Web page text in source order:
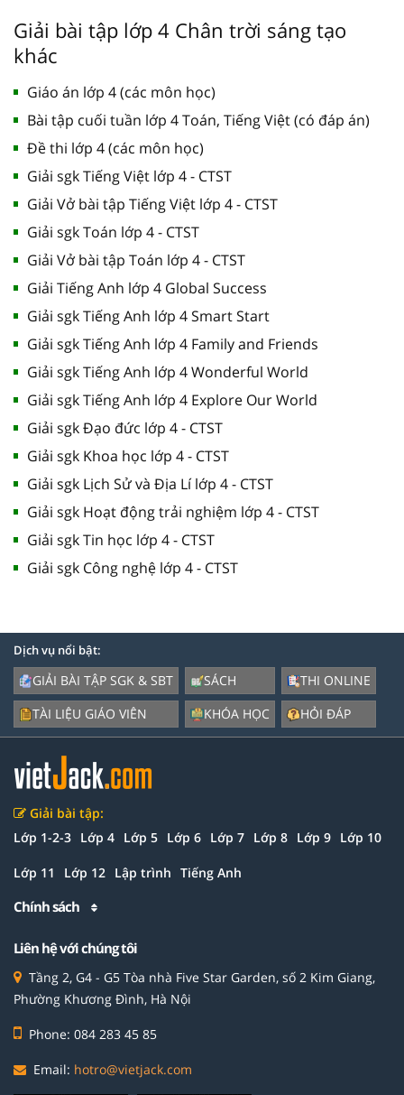
Giải bài tập lớp 4 Chân trời sáng tạo
khác
Giáo án lớp 4 (các môn học)
Bài tập cuối tuần lớp 4 Toán, Tiếng Việt (có đáp án)
Đề thi lớp 4 (các môn học)
Giải sgk Tiếng Việt lớp 4 - CTST
Giải Vở bài tập Tiếng Việt lớp 4 - CTST
Giải sgk Toán lớp 4 - CTST
Giải Vở bài tập Toán lớp 4 - CTST
Giải Tiếng Anh lớp 4 Global Success
Giải sgk Tiếng Anh lớp 4 Smart Start
Giải sgk Tiếng Anh lớp 4 Family and Friends
Giải sgk Tiếng Anh lớp 4 Wonderful World
Giải sgk Tiếng Anh lớp 4 Explore Our World
Giải sgk Đạo đức lớp 4 - CTST
Giải sgk Khoa học lớp 4 - CTST
Giải sgk Lịch Sử và Địa Lí lớp 4 - CTST
Giải sgk Hoạt động trải nghiệm lớp 4 - CTST
Giải sgk Tin học lớp 4 - CTST
Giải sgk Công nghệ lớp 4 - CTST
Dịch vụ nổi bật:
GIẢI BÀI TẬP SGK & SBT
TÀI LIỆU GIÁO VIÊN
SÁCH
KHÓA HỌC
THI ONLINE
HỎI ĐÁP
Giải bài tập:
Lớp 1-2-3 Lớp 4 Lớp 5 Lớp 6 Lớp 7 Lớp 8 Lớp 9 Lớp 10
Lớp 11 Lớp 12 Lập trình Tiếng Anh
Chính sách
Liên hệ với chúng tôi
Tầng 2, G4 - G5 Tòa nhà Five Star Garden, số 2 Kim Giang,
Phường Khương Đình, Hà Nội
Phone: 084 283 45 85
Email: hotro@vietjack.com